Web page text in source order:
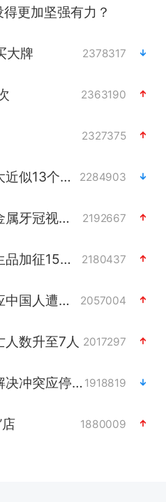
更加坚强有力？
大牌 2378317
2363190
2327375
台风白海豚体型变大近似13个浙江面积 2284903
泸溪河：桃酥吃出金属牙冠视频不实 2192667
美国将对多晶硅衍生品加征15%关税 2180437
泰交通部副部长回应中国人遭歧视手势 2057004
数升至7人 2017297
俄称欧洲若想和平解决冲突应停止援乌 1918819
1880009